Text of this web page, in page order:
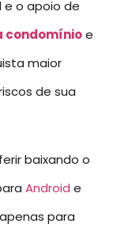
e o apoio de
condomínioe
maior
de sua
baixando o
Android e
para